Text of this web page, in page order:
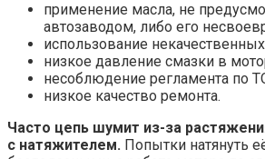
применение масла, не
автозаводом, либо его
использование
низкое давление смазки в
несоблюдение регламента по
низкое качество ремонта.
Часто цепь шумит из-за
с натяжителем. Попытки натянуть